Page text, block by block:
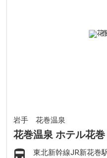
岩手 花巻温泉
花巻温泉 ホテル花巻
東北新幹線JR新花巻